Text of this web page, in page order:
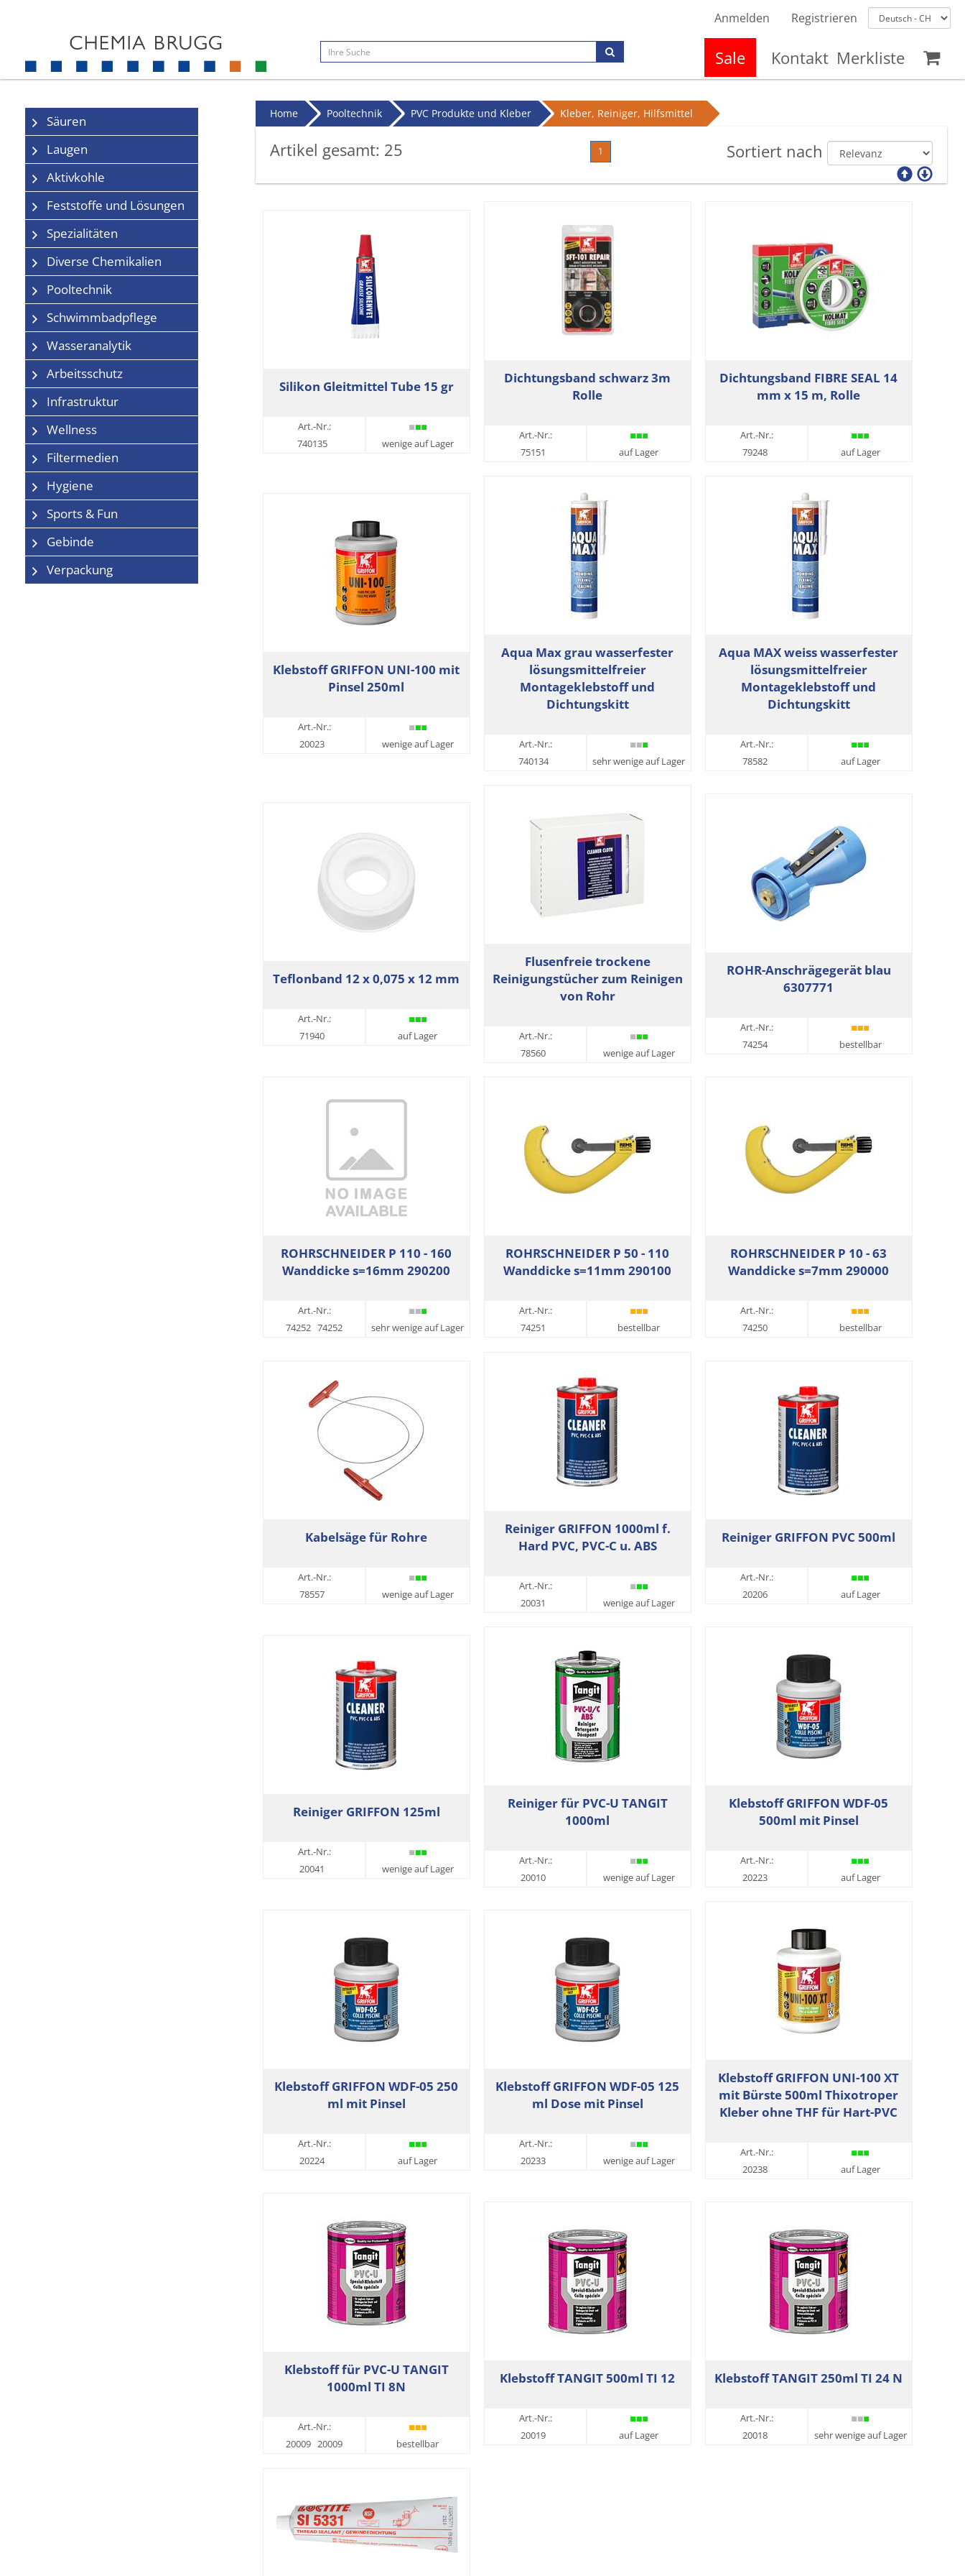
Anmelden Registrieren
Sale Kontakt Merkliste
Säuren
Laugen
Aktivkohle
Feststoffe und Lösungen
Spezialitäten
Diverse Chemikalien
Pooltechnik
Schwimmbadpflege
Wasseranalytik
Arbeitsschutz
Infrastruktur
Wellness
Filtermedien
Hygiene
Sports & Fun
Gebinde
Verpackung
Home Pooltechnik PVC Produkte und Kleber Kleber, Reiniger, Hilfsmittel
Artikel gesamt: 25 1 Sortiert nach
Silikon Gleitmittel Tube 15 gr
Art.-Nr.:
740135
wenige auf Lager
Dichtungsband schwarz 3m
Rolle
Art.-Nr.:
75151
auf Lager
Dichtungsband FIBRE SEAL 14
mm x 15 m, Rolle
Art.-Nr.:
79248
auf Lager
Klebstoff GRIFFON UNI-100 mit
Pinsel 250ml
Art.-Nr.:
20023
wenige auf Lager
Aqua Max grau wasserfester
lösungsmittelfreier
Montageklebstoff und
Dichtungskitt
Art.-Nr.:
740134
sehr wenige auf Lager
Aqua MAX weiss wasserfester
lösungsmittelfreier
Montageklebstoff und
Dichtungskitt
Art.-Nr.:
78582
auf Lager
Teflonband 12 x 0,075 x 12 mm
Art.-Nr.:
71940
auf Lager
Flusenfreie trockene
Reinigungstücher zum Reinigen
von Rohr
Art.-Nr.:
78560
wenige auf Lager
ROHR-Anschrägegerät blau
6307771
Art.-Nr.:
74254
bestellbar
ROHRSCHNEIDER P 110 - 160
Wanddicke s=16mm 290200
Art.-Nr.:
74252 74252 sehr wenige auf Lager
ROHRSCHNEIDER P 50 - 110
Wanddicke s=11mm 290100
Art.-Nr.:
74251
bestellbar
ROHRSCHNEIDER P 10 - 63
Wanddicke s=7mm 290000
Art.-Nr.:
74250
bestellbar
Kabelsäge für Rohre
Art.-Nr.:
78557
wenige auf Lager
Reiniger GRIFFON 1000ml f.
Hard PVC, PVC-C u. ABS
Art.-Nr.:
20031
wenige auf Lager
Reiniger GRIFFON PVC 500ml
Art.-Nr.:
20206
auf Lager
Reiniger GRIFFON 125ml
Art.-Nr.:
20041
wenige auf Lager
Reiniger für PVC-U TANGIT
1000ml
Art.-Nr.:
20010
wenige auf Lager
Klebstoff GRIFFON WDF-05
500ml mit Pinsel
Art.-Nr.:
20223
auf Lager
Klebstoff GRIFFON WDF-05 250
ml mit Pinsel
Art.-Nr.:
20224
auf Lager
Klebstoff GRIFFON WDF-05 125
ml Dose mit Pinsel
Art.-Nr.:
20233
wenige auf Lager
Klebstoff GRIFFON UNI-100 XT
mit Bürste 500ml Thixotroper
Kleber ohne THF für Hart-PVC
Art.-Nr.:
20238
auf Lager
Klebstoff für PVC-U TANGIT
1000ml TI 8N
Art.-Nr.:
20009 20009 bestellbar
Klebstoff TANGIT 500ml TI 12
Art.-Nr.:
20019
auf Lager
Klebstoff TANGIT 250ml TI 24 N
Art.-Nr.:
20018
sehr wenige auf Lager